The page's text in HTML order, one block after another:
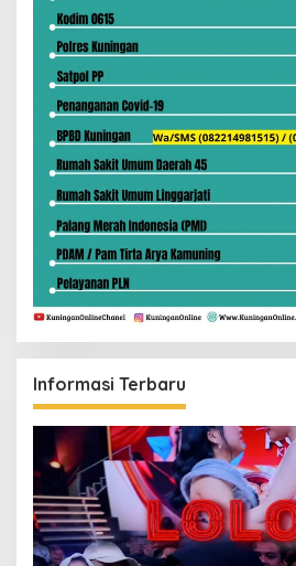
Informasi Terbaru